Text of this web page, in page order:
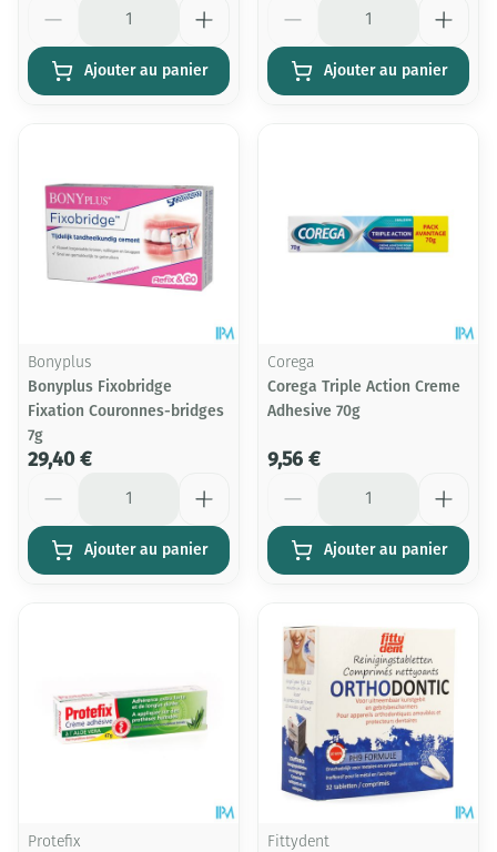
Ajouter au panier Ajouter au panier
Bonyplus
Bonyplus Fixobridge
Fixation Couronnes-bridges
7g
29,40 €
Ajouter au panier
Corega
Corega Triple Action Creme
Adhesive 70g
9,56 €
Ajouter au panier
Protefix Fittydent